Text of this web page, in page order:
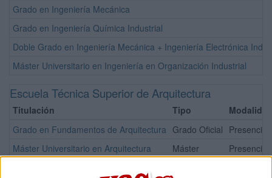
Grado en Ingeniería Mecánica
Grado en Ingeniería Química Industrial
Doble Grado en Ingeniería Mecánica + Ingeniería Electrónica
Máster Universitario en Ingeniería en Organización Industrial
Escuela Técnica Superior de Arquitectura
Titulación Tipo
Modalidad
Grado en Fundamentos de Arquitectura Grado Oficial Presencial
Máster Universitario en Arquitectura
Máster Presencial